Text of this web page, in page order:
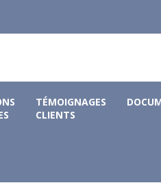
TÉMOIGNAGES
CLIENTS